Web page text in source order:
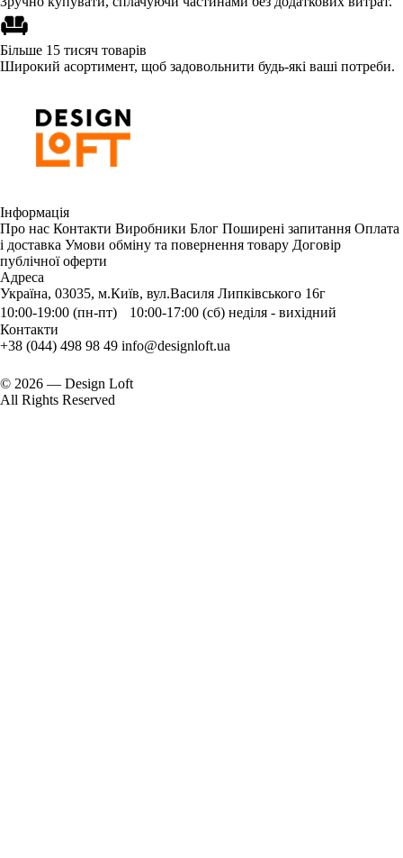
Більше 15 тисяч товарів
Широкий асортимент, щоб задовольнити будь-які ваші потреби.
Інформація
Про нас Контакти Виробники Блог Поширені запитання Оплата
і доставка Умови обміну та повернення товару Договір
публічної оферти
Адреса
Україна, 03035, м.Київ, вул.Василя Липківського 16г
10:00-19:00 (пн-пт) 10:00-17:00 (сб) неділя - вихідний
Контакти
+38 (044) 498 98 49 info@designloft.ua
© 2026 — Design Loft
All Rights Reserved